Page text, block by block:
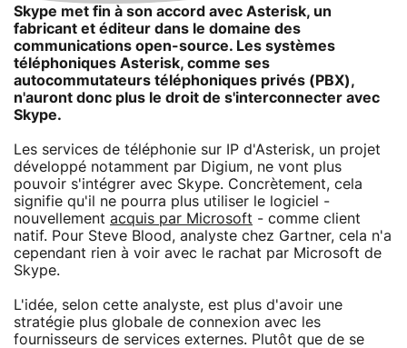
Skype met fin à son accord avec Asterisk, un
fabricant et éditeur dans le domaine des
communications open-source. Les systèmes
téléphoniques Asterisk, comme ses
autocommutateurs téléphoniques privés (PBX),
n'auront donc plus le droit de s'interconnecter avec
Skype.
Les services de téléphonie sur IP d'Asterisk, un projet
développé notamment par Digium, ne vont plus
pouvoir s'intégrer avec Skype. Concrètement, cela
signifie qu'il ne pourra plus utiliser le logiciel -
nouvellement acquis par Microsoft - comme client
natif. Pour Steve Blood, analyste chez Gartner, cela n'a
cependant rien à voir avec le rachat par Microsoft de
Skype.
L'idée, selon cette analyste, est plus d'avoir une
stratégie plus globale de connexion avec les
fournisseurs de services externes. Plutôt que de se